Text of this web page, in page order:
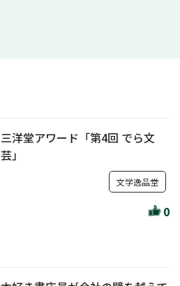
三洋堂アワード「第4回 でら文
芸」
文学逸品堂
0